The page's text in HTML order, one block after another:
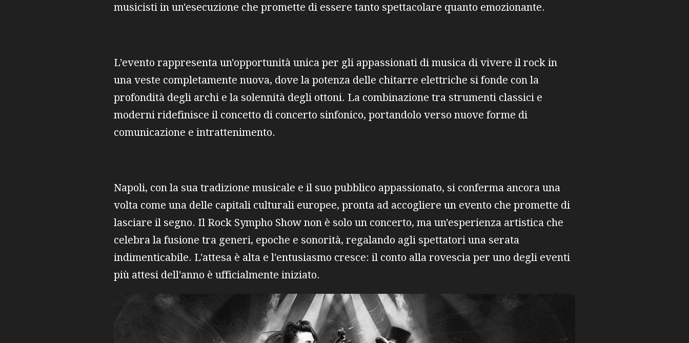
musicisti in un'esecuzione che promette di essere tanto spettacolare quanto emozionante.
L'evento rappresenta un'opportunità unica per gli appassionati di musica di vivere il rock in
una veste completamente nuova, dove la potenza delle chitarre elettriche si fonde con la
profondità degli archi e la solennità degli ottoni. La combinazione tra strumenti classici e
moderni ridefinisce il concetto di concerto sinfonico, portandolo verso nuove forme di
comunicazione e intrattenimento.
Napoli, con la sua tradizione musicale e il suo pubblico appassionato, si conferma ancora una
volta come una delle capitali culturali europee, pronta ad accogliere un evento che promette di
lasciare il segno. Il Rock Sympho Show non è solo un concerto, ma un'esperienza artistica che
celebra la fusione tra generi, epoche e sonorità, regalando agli spettatori una serata
indimenticabile. L'attesa è alta e l'entusiasmo cresce: il conto alla rovescia per uno degli eventi
più attesi dell'anno è ufficialmente iniziato.